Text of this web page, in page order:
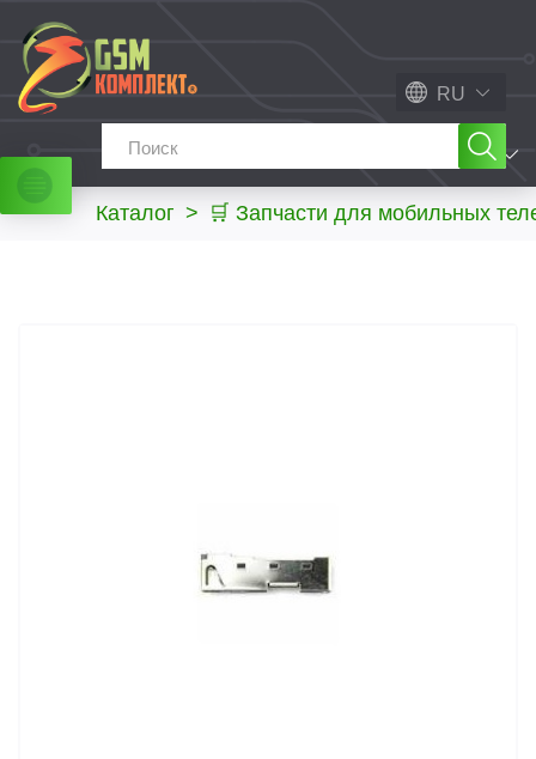
RU
МЕНЮ
Каталог > 🛒 Запчасти для мобильных